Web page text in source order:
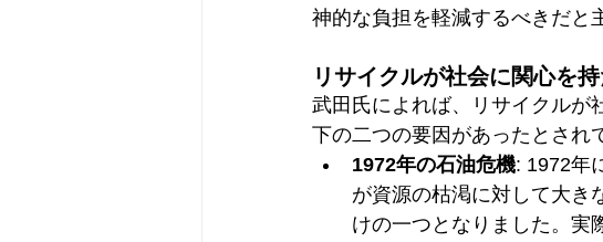
神的な負担を軽減するべきだと
リサイクルが社会に関心を
武田氏によれば、リサイクルが
下の二つの要因があったとされ
1972年の石油危機: 1972年
が資源の枯渇に対して大き
けの一つとなりました。実